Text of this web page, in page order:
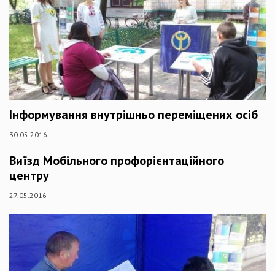
Інформування внутрішньо переміщених осіб
30.05.2016
Виїзд Мобільного профорієнтаційного
центру
27.05.2016